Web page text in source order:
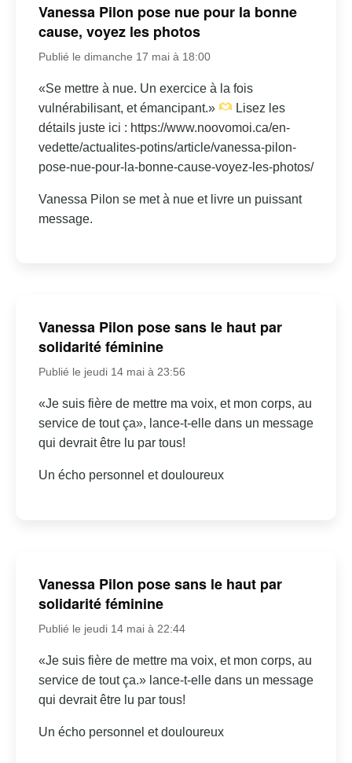
Vanessa Pilon pose nue pour la bonne
cause, voyez les photos
Publié le dimanche 17 mai à 18:00
«Se mettre à nue. Un exercice à la fois
vulnérabilisant, et émancipant.»
Lisez les
détails juste ici : https://www.noovomoi.ca/en-
vedette/actualites-potins/article/vanessa-pilon-
pose-nue-pour-la-bonne-cause-voyez-les-photos/
Vanessa Pilon se met à nue et livre un puissant
message.
Vanessa Pilon pose sans le haut par
solidarité féminine
Publié le jeudi 14 mai à 23:56
«Je suis fière de mettre ma voix, et mon corps, au
service de tout ça», lance-t-elle dans un message
qui devrait être lu par tous!
Un écho personnel et douloureux
Vanessa Pilon pose sans le haut par
solidarité féminine
Publié le jeudi 14 mai à 22:44
«Je suis fière de mettre ma voix, et mon corps, au
service de tout ça.» lance-t-elle dans un message
qui devrait être lu par tous!
Un écho personnel et douloureux